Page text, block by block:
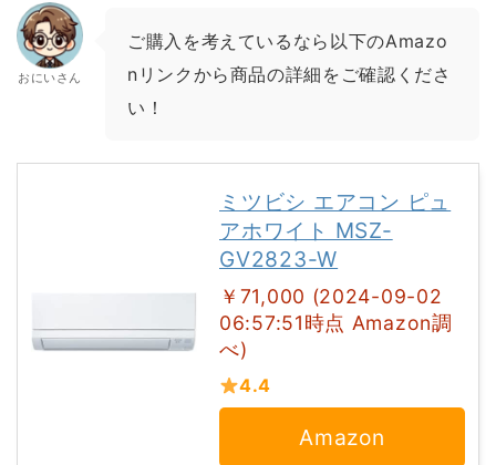
おにいさん
ご購入を考えているなら以下のAmazo
nリンクから商品の詳細をご確認くださ
い！
ミツビシ エアコン ピュ
アホワイト MSZ-
GV2823-W
￥71,000 (2024-09-02
06:57:51時点 Amazon調
べ)
4.4
Amazon